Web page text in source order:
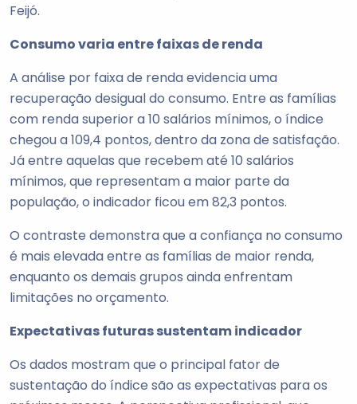
Feijó.
Consumo varia entre faixas de renda
A análise por faixa de renda evidencia uma
recuperação desigual do consumo. Entre as famílias
com renda superior a 10 salários mínimos, o índice
chegou a 109,4 pontos, dentro da zona de satisfação.
Já entre aquelas que recebem até 10 salários
mínimos, que representam a maior parte da
população, o indicador ficou em 82,3 pontos.
O contraste demonstra que a confiança no consumo
é mais elevada entre as famílias de maior renda,
enquanto os demais grupos ainda enfrentam
limitações no orçamento.
Expectativas futuras sustentam indicador
Os dados mostram que o principal fator de
sustentação do índice são as expectativas para os